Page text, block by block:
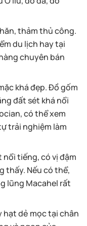
thảm thủ công.
du lịch hay tại
chuyên bán
khá đẹp. Đồ gốm
đất sét khá nổi
có thể xem
trải nghiệm làm
tiếng, có vị đậm
thấy. Nếu có thể,
lũng Macahel rất
và ngon của